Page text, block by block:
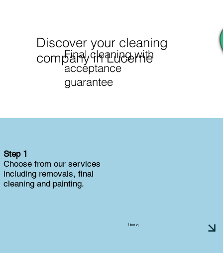
Discover your cleaning
company in Lucerne
Final cleaning with
acceptance
guarantee
Step 1
Choose from our services
including removals, final
cleaning and painting.
Umzug